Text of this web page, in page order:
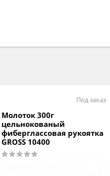
Под заказ
Молоток 300г
цельнокованый
фиберглаcсовая рукоятка
GROSS 10400